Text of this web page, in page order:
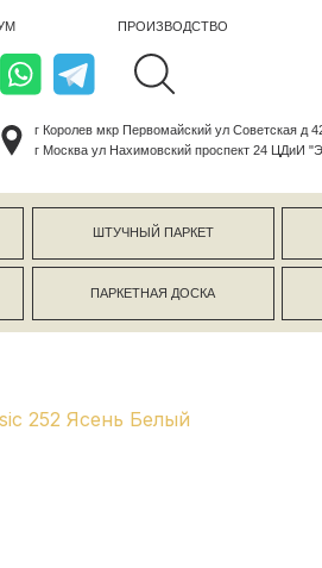
ПРОИЗВОДСТВО
ул Нахимовский проспект 24 ЦДиИ "Экспострой"
ПАРКЕТНАЯ ДОСКА
ШТУЧНЫЙ ПАРКЕТ
252 Ясень Белый